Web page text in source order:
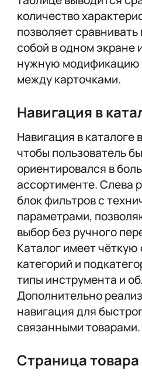
количество
позволяет
собой в одном экране
нужную модификацию
между карточками.
Навигация в
Навигация в каталоге
чтобы пользователь
ориентировался в
ассортименте. Слева
блок фильтров с
параметрами,
выбор без ручного
Каталог имеет чёткую
категорий и
типы инструмента и
Дополнительно
навигация для
связанными товарами.
Страница товара